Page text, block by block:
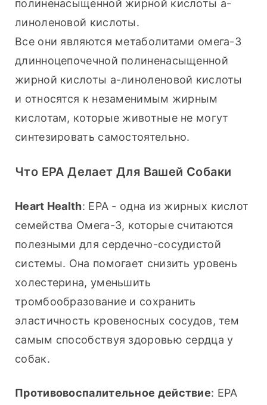
полиненасыщенной жирной кислоты а-
линоленовой кислоты.
Все они являются метаболитами омега-3
длинноцепочечной полиненасыщенной
жирной кислоты а-линоленовой кислоты
и относятся к незаменимым жирным
кислотам, которые животные не могут
синтезировать самостоятельно.
Что EPA Делает Для Вашей Собаки
Heart Health: EPA - одна из жирных кислот
семейства Омега-3, которые считаются
полезными для сердечно-сосудистой
системы. Она помогает снизить уровень
холестерина, уменьшить
тромбообразование и сохранить
эластичность кровеносных сосудов, тем
самым способствуя здоровью сердца у
собак.
Противовоспалительное действие: EPA